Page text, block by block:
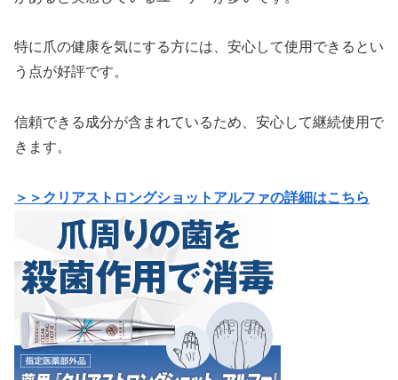
特に爪の健康を気にする方には、安心して使用できるとい
う点が好評です。
信頼できる成分が含まれているため、安心して継続使用で
きます。
＞＞クリアストロングショットアルファの詳細はこちら